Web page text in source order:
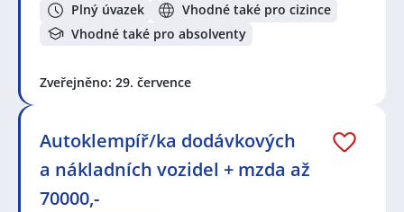
Plný úvazek
Vhodné také pro cizince
Vhodné také pro absolventy
Zveřejněno: 29. července
Autoklempíř/ka dodávkových
a nákladních vozidel + mzda až
70000,-